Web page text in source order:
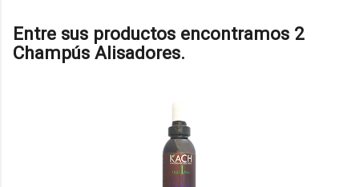
Entre sus productos encontramos 2
Champús Alisadores.